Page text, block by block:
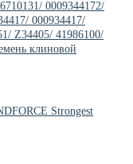
0009344172/
000934417/
Z34405/ 41986100/
клиновой
Strongest